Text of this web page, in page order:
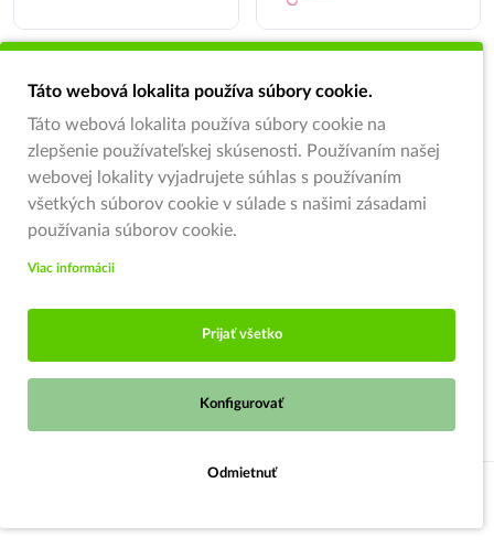
Táto webová lokalita používa súbory cookie.
Táto webová lokalita používa súbory cookie na
zlepšenie používateľskej skúsenosti. Používaním našej
webovej lokality vyjadrujete súhlas s používaním
všetkých súborov cookie v súlade s našimi zásadami
používania súborov cookie.
Viac informácii
Prijať všetko
Konfigurovať
Odmietnuť